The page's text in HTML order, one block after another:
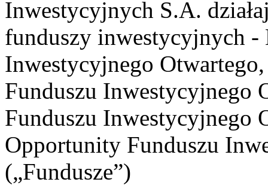
Inwestycyjnych S.A.
funduszy inwestycyjnych -
Inwestycyjnego
Funduszu Inwestycyjnego
Funduszu Inwestycyjnego
Opportunity Funduszu
(„Fundusze”)